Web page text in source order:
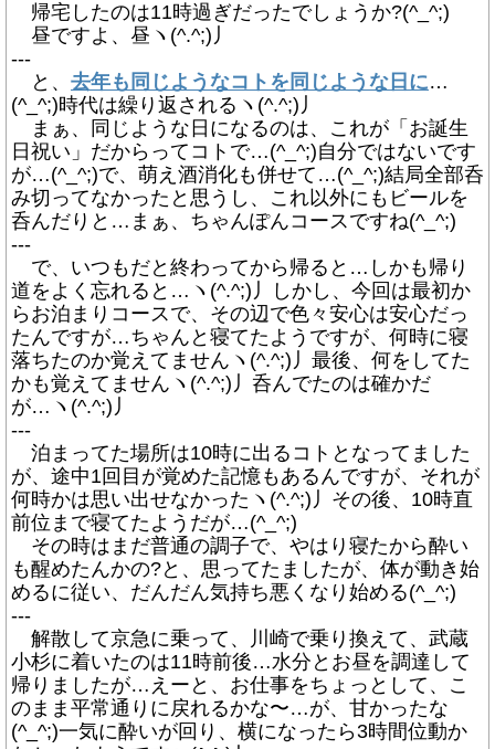
帰宅したのは11時過ぎだったでしょうか?(^_^;)
昼ですよ、昼ヽ(^.^;)丿
---
と、 去年も同じようなコトを同じような日に…
(^_^;)時代は繰り返されるヽ(^.^;)丿
まぁ、同じような日になるのは、これが「お誕生
日祝い」だからってコトで…(^_^;)自分ではないです
が…(^_^;)で、萌え酒消化も併せて…(^_^;)結局全部呑
み切ってなかったと思うし、これ以外にもビールを
呑んだりと…まぁ、ちゃんぽんコースですね(^_^;)
---
で、いつもだと終わってから帰ると…しかも帰り
道をよく忘れると…ヽ(^.^;)丿しかし、今回は最初か
らお泊まりコースで、その辺で色々安心は安心だっ
たんですが…ちゃんと寝てたようですが、何時に寝
落ちたのか覚えてませんヽ(^.^;)丿最後、何をしてた
かも覚えてませんヽ(^.^;)丿呑んでたのは確かだ
が…ヽ(^.^;)丿
---
泊まってた場所は10時に出るコトとなってました
が、途中1回目が覚めた記憶もあるんですが、それが
何時かは思い出せなかったヽ(^.^;)丿その後、10時直
前位まで寝てたようだが…(^_^;)
その時はまだ普通の調子で、やはり寝たから酔い
も醒めたんかの?と、思ってたましたが、体が動き始
めるに従い、だんだん気持ち悪くなり始める(^_^;)
---
解散して京急に乗って、川崎で乗り換えて、武蔵
小杉に着いたのは11時前後…水分とお昼を調達して
帰りましたが…えーと、お仕事をちょっとして、こ
のまま平常通りに戻れるかな〜…が、甘かったな
(^_^;)一気に酔いが回り、横になったら3時間位動か